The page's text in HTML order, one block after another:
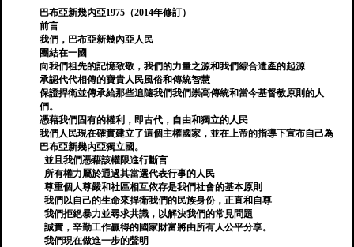
巴布亞新幾內亞1975（2014年修訂）
前言
我們，巴布亞新幾內亞人民
團結在一國
向我們祖先的記憶致敬，我們的力量之源和我們綜合遺產的起源
承認代代相傳的寶貴人民風俗和傳統智慧
保證捍衛並傳承給那些追隨我們我們崇高傳統和當今基督教原則的人
們。
憑藉我們固有的權利，即古代，自由和獨立的人民
我們人民現在確實建立了這個主權國家，並在上帝的指導下宣布自己為
巴布亞新幾內亞獨立國。
並且我們憑藉該權限進行斷言
所有權力屬於通過其當選代表行事的人民
尊重個人尊嚴和社區相互依存是我們社會的基本原則
我們以自己的生命來捍衛我們的民族身份，正直和自尊
我們拒絕暴力並尋求共識，以解決我們的常見問題
誠實，辛勤工作贏得的國家財富將由所有人公平分享。
我們現在做進一步的聲明